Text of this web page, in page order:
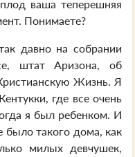
ваша теперешняя
Понимаете?
давно на собрании
штат Аризона, об
Жизнь. Я
где все очень
я был ребенком. И
было такого дома, как
милых девчушек,